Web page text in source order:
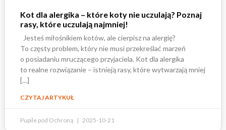
Kot dla alergika – które koty nie uczulają? Poznaj
rasy, które uczulają najmniej!
Jesteś miłośnikiem kotów, ale cierpisz na alergię?
To częsty problem, który nie musi przekreślać marzeń
o posiadaniu mruczącego przyjaciela. Kot dla alergika
to realne rozwiązanie – istnieją rasy, które wytwarzają mniej
[…]
CZYTAJ ARTYKUŁ
Pupile pod Ochroną 2025-10-21